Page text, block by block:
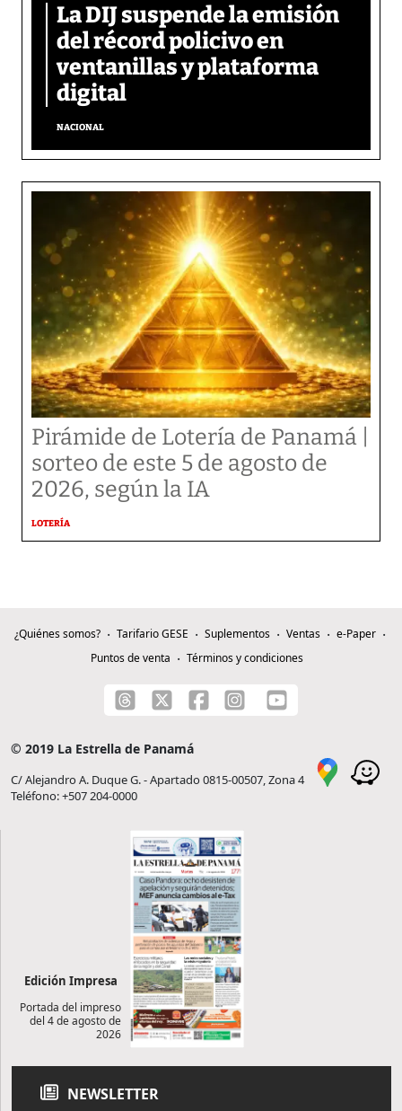
La DIJ suspende la emisión
del récord policivo en
ventanillas y plataforma
digital
NACIONAL
Pirámide de Lotería de Panamá |
sorteo de este 5 de agosto de
2026, según la IA
LOTERÍA
¿Quiénes somos? Tarifario GESE Suplementos Ventas
e-Paper
Puntos de venta
Términos y condiciones
© 2019 La Estrella de Panamá
C/ Alejandro A. Duque G. - Apartado 0815-00507, Zona 4
Teléfono: +507 204-0000
Edición Impresa
Portada del impreso
del 4 de agosto de
2026
NEWSLETTER